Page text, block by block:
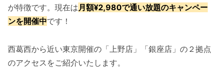
が特徴です。現在は 月額¥2,980で通い放題のキャンペー
ンを開催中です！
西葛西から近い東京開催の「上野店」「銀座店」の２拠点
のアクセスをご紹介いたします。